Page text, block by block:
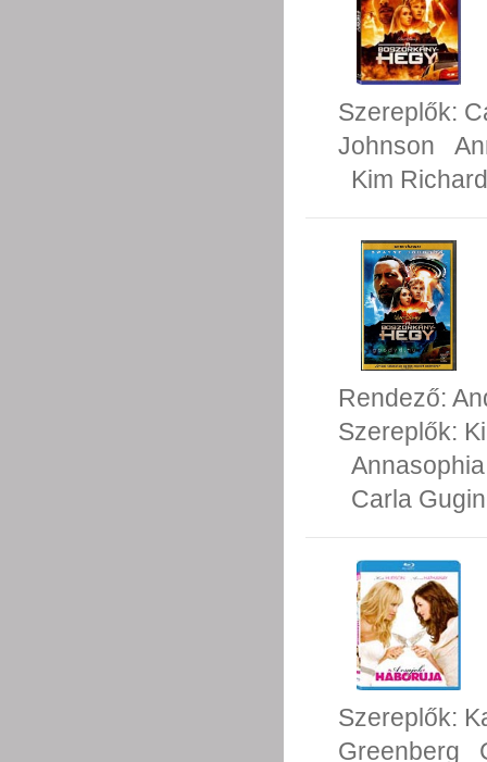
Szereplők:
Johnson
Kim
Rendező:
Szereplők:
Carla
Szereplők:
Greenberg